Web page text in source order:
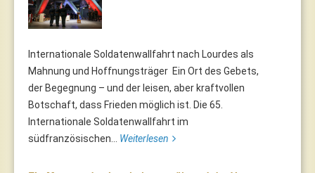
Internationale Soldatenwallfahrt nach Lourdes als
Mahnung und Hoffnungsträger Ein Ort des Gebets,
der Begegnung – und der leisen, aber kraftvollen
Botschaft, dass Frieden möglich ist. Die 65.
Internationale Soldatenwallfahrt im
südfranzösischen... Weiterlesen